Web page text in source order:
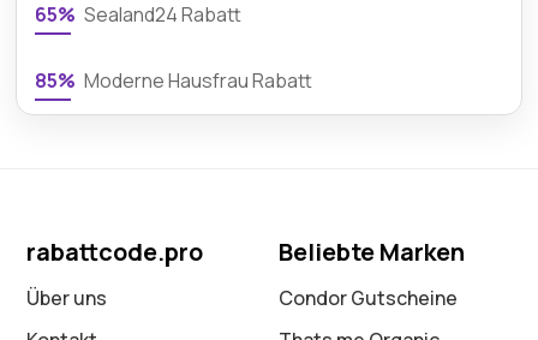
65% Sealand24 Rabatt
85% Moderne Hausfrau Rabatt
rabattcode.pro
Über uns
Beliebte Marken
Condor Gutscheine